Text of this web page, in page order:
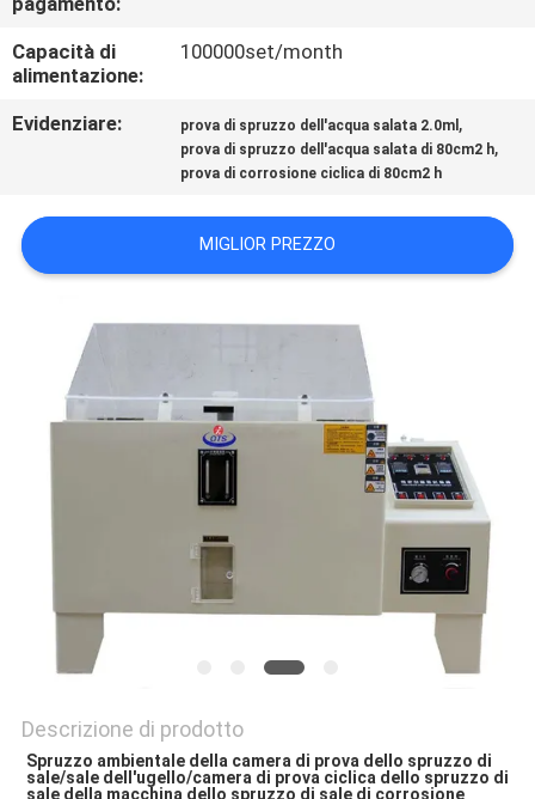
CITAZIONE
MAPPA
SITO
SULLA
PRIVACY
Capacità di
alimentazione:
100000set/month
Evidenziare: prova di spruzzo dell'acqua salata 2.0ml ,
prova di spruzzo dell'acqua salata di 80cm2 h,
prova di corrosione ciclica di 80cm2 h
MIGLIOR PREZZO
Descrizione di prodotto
Spruzzo ambientale della camera di prova dello spruzzo di
sale/sale dell'ugello/camera di prova ciclica dello spruzzo di
sale della macchina dello spruzzo di sale di corrosione